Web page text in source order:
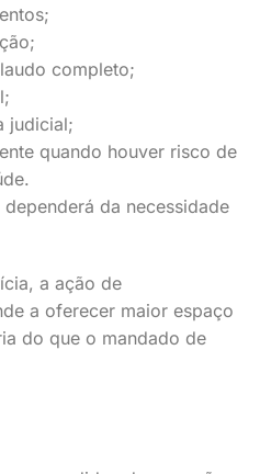
completo;
judicial;
quando houver risco de
da necessidade
a ação de
a oferecer maior espaço
do que o mandado de